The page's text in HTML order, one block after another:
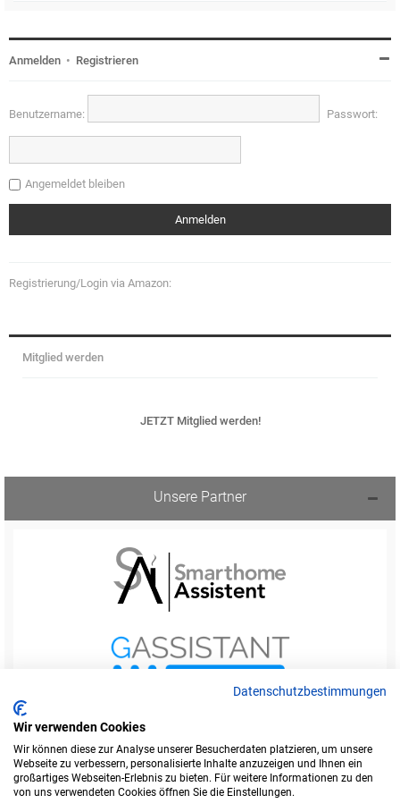
Anmelden • Registrieren
Benutzername: Passwort:
Angemeldet bleiben
Registrierung/Login via Amazon:
Mitglied werden
JETZT Mitglied werden!
Unsere Partner
Startseite Foren-Übersicht
Legende Kontakt
Werbung buchen
Datenschutzbestimmungen
Wir verwenden Cookies
Wir können diese zur Analyse unserer Besucherdaten platzieren, um unsere
Webseite zu verbessern, personalisierte Inhalte anzuzeigen und Ihnen ein
großartiges Webseiten-Erlebnis zu bieten. Für weitere Informationen zu den
von uns verwendeten Cookies öffnen Sie die Einstellungen.